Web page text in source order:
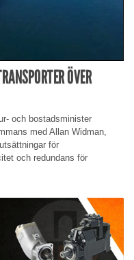
ÖVER
och bostadsminister
med Allan Widman,
för
och redundans för